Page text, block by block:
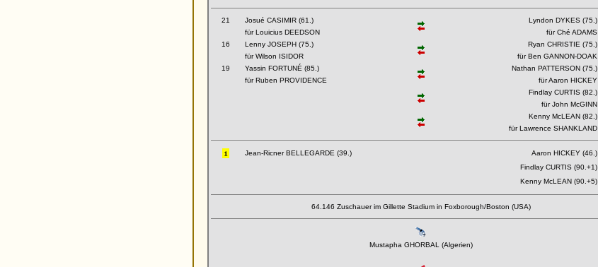
21 Josué CASIMIR (61.) Lyndon DYKES (75.)
für Louicius DEEDSON
für Ché ADAMS
16
Lenny JOSEPH (75.) Ryan CHRISTIE (75.)
für Wilson ISIDOR
für Ben GANNON-DOAK
19
Yassin FORTUNÉ (85.) Nathan PATTERSON (75.)
für Ruben PROVIDENCE
für Aaron HICKEY
Findlay CURTIS (82.)
für John McGINN
Kenny McLEAN (82.)
für Lawrence SHANKLAND
Jean-Ricner BELLEGARDE (39.)
Aaron HICKEY (46.)
Findlay CURTIS (90.+1)
Kenny McLEAN (90.+5)
64.146 Zuschauer im Gillette Stadium in Foxborough/Boston (USA)
Mustapha GHORBAL (Algerien)